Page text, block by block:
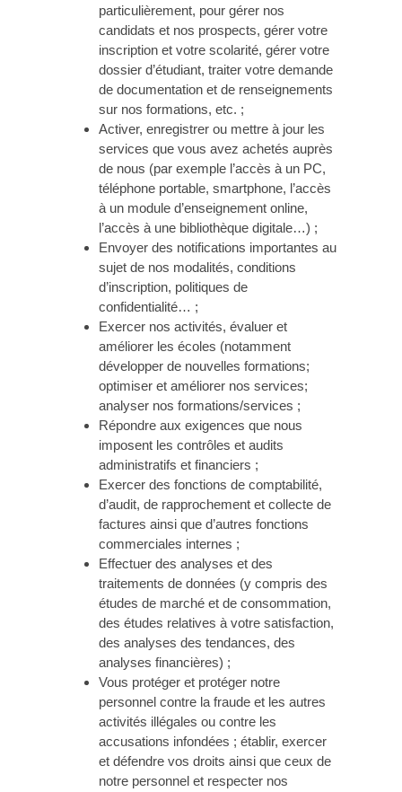
particulièrement, pour gérer nos
candidats et nos prospects, gérer votre
inscription et votre scolarité, gérer votre
dossier d’étudiant, traiter votre demande
de documentation et de renseignements
sur nos formations, etc. ;
Activer, enregistrer ou mettre à jour les
services que vous avez achetés auprès
de nous (par exemple l’accès à un PC,
téléphone portable, smartphone, l’accès
à un module d’enseignement online,
l’accès à une bibliothèque digitale…) ;
Envoyer des notifications importantes au
sujet de nos modalités, conditions
d’inscription, politiques de
confidentialité… ;
Exercer nos activités, évaluer et
améliorer les écoles (notamment
développer de nouvelles formations;
optimiser et améliorer nos services;
analyser nos formations/services ;
Répondre aux exigences que nous
imposent les contrôles et audits
administratifs et financiers ;
Exercer des fonctions de comptabilité,
d’audit, de rapprochement et collecte de
factures ainsi que d’autres fonctions
commerciales internes ;
Effectuer des analyses et des
traitements de données (y compris des
études de marché et de consommation,
des études relatives à votre satisfaction,
des analyses des tendances, des
analyses financières) ;
Vous protéger et protéger notre
personnel contre la fraude et les autres
activités illégales ou contre les
accusations infondées ; établir, exercer
et défendre vos droits ainsi que ceux de
notre personnel et respecter nos